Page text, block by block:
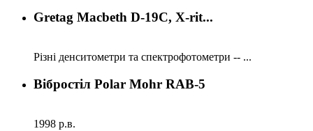
Gretag Macbeth D-19C, X-rit...
Різні денситометри та спектрофотометри -- ...
Вібростіл Polar Mohr RAB-5
1998 р.в.